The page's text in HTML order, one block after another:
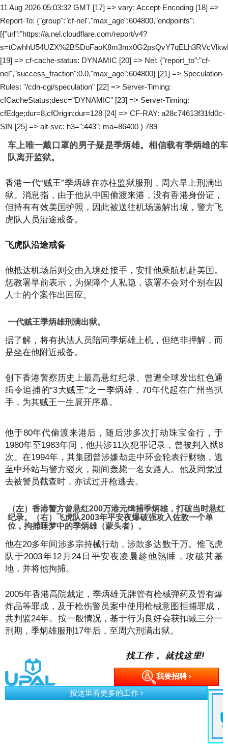
11 Aug 2026 05:03:32 GMT [17] => vary: Accept-Encoding [18] =>
Report-To: {"group":"cf-nel","max_age":604800,"endpoints":
[{"url":"https://a.nel.cloudflare.com/report/v4?
[19] => cf-cache-status: DYNAMIC [20] => Nel: {"report_to":"cf-
nel","success_fraction":0.0,"max_age":604800} [21] => Speculation-
Rules: "/cdn-cgi/speculation" [22] => Server-Timing:
cfCacheStatus;desc="DYNAMIC" [23] => Server-Timing:
cfEdge;dur=8,cfOrigin;dur=128 [24] => CF-RAY: a28c74613f31fd0c-
SIN [25] => alt-svc: h3=":443"; ma=86400 ) 789
车上唯一戴口罩的男子疑是季炳雄。相信载有季炳雄的车
队离开监狱。
香港一代“贼王”季炳雄在赤柱监狱服刑，周六早上刑满出
狱。消息指，由于他从中国偷渡来港，没有香港身份证，
但持有有效美国护照，因此被送往机场递解出境，警方飞
虎队人员沿途戒备。
飞虎队沿途戒备
他抵达机场后则交由入境处接手，安排他乘航机赴美国。
惩教署早前表示，为保障个人私隐，该署不会对个别在囚
人士的个案作出回应。
一代贼王季炳雄刑满出狱。
据了解，将有执法人员陪同季炳雄上机，但绝非押解，而
是坐在他附近戒备。
创下香港警察历史上最高悬红纪录、曾遭全球发出红色通
缉令追捕的“3大贼王”之一季炳雄，70年代起在广州当扒
手，为其贼王一生展开序幕。
他于80年代偷渡来港后，随后涉多次打劫珠宝金行，于
1980年至1983年间，他共涉11次犯罪记录，曾被判入狱8
次。在1994年，其集团曾涉嫌劫走中环金轮表行财物，逃
至中环站与警方驳火，期间轰毙一名女路人。他及同党过
去被警员截查时，亦试过开枪逃去。
（左）香港警方曾悬红200万港元缉捕季炳雄，打破当时悬红
纪录。（右）飞虎队2003年平安夜爆破强攻入佐敦一个单
位，拘捕睡梦中的季炳雄（蒙头者）。
他在20多年间涉多宗持械行劫，涉款多达数千万。惟飞虎
队于2003年12月24日平安夜凌晨趁他熟睡，攻破其基
地，并将他拘捕。
2005年香港高院裁定，季炳雄无牌管有枪械弹药及管有爆
炸品等罪成，及于枪伤警员案中使用枪械意图拒捕罪成，
共判监24年。按一般情况，基于行为良好会获扣减三分一
刑期，季炳雄服刑17年后，至周六刑满出狱。
找工作， 就找这里!
我要招聘 ›